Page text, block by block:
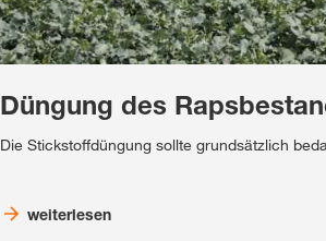
Düngung des
Die Stickstoffdüngung sollte grundsätzlich
weiterlesen